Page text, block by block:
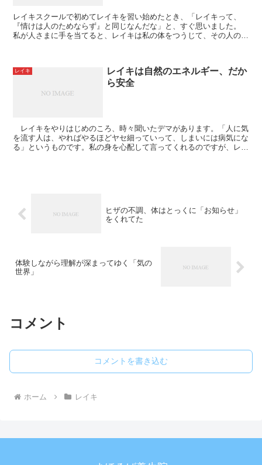
レイキスクールで初めてレイキを習い始めたとき、「レイキって、
『情けは人のためならず』と同じなんだな」と、すぐ思いました。
私が人さまに手を当てると、レイキは私の体をつうじて、その人の必
レイキ
レイキは自然のエネルギー、だか
ら安全
レイキをやりはじめのころ、時々聞いたデマがあります。「人に気
を流す人は、やればやるほどヤセ細っていって、しまいには病気にな
る」というものです。私の身を心配して言ってくれるのですが、レイ
ヒザの不調、体はとっくに「お知らせ」
をくれてた
体験しながら理解が深まってゆく「気の
世界」
コメント
コメントを書き込む
ホーム レイキ